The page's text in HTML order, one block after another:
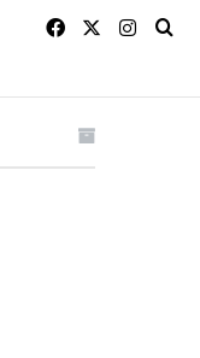
Facebook